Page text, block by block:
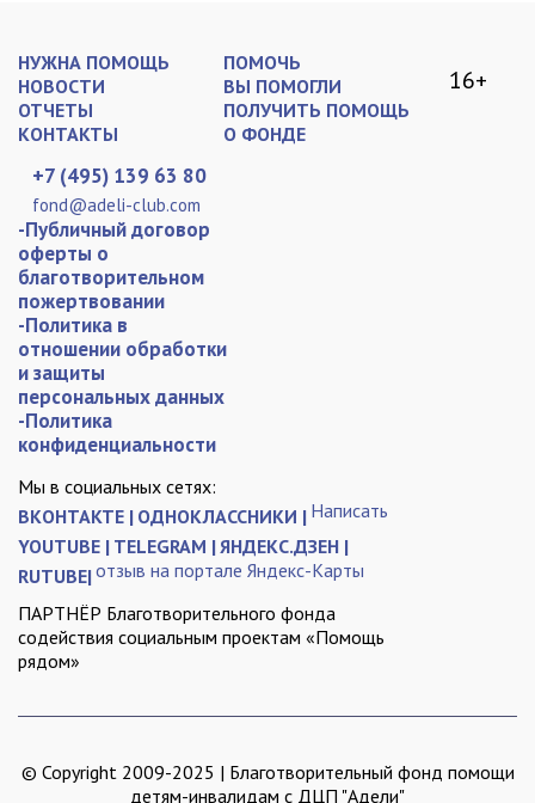
16+
НУЖНА ПОМОЩЬ
НОВОСТИ
ОТЧЕТЫ
КОНТАКТЫ
ПОМОЧЬ
ВЫ ПОМОГЛИ
ПОЛУЧИТЬ ПОМОЩЬ
О ФОНДЕ
+7 (495) 139 63 80
fond@adeli-club.com
-Публичный договор
оферты о
благотворительном
пожертвовании
-Политика в
отношении обработки
и защиты
персональных данных
-Политика
конфиденциальности
Мы в социальных сетях:
ВКОНТАКТЕ | ОДНОКЛАССНИКИ |
YOUTUBE | TELEGRAM |ЯНДЕКС.ДЗЕН |
RUTUBE|
Написать
отзыв на портале Яндекс-Карты
ПАРТНЁР Благотворительного фонда
содействия социальным проектам «Помощь
рядом»
© Copyright 2009-2025 | Благотворительный фонд помощи
детям-инвалидам с ДЦП "Адели"